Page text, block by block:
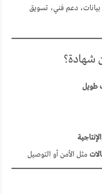
دعم فني، تسويق
شهادة؟
طويل
مثل الأمن أو التوصيل